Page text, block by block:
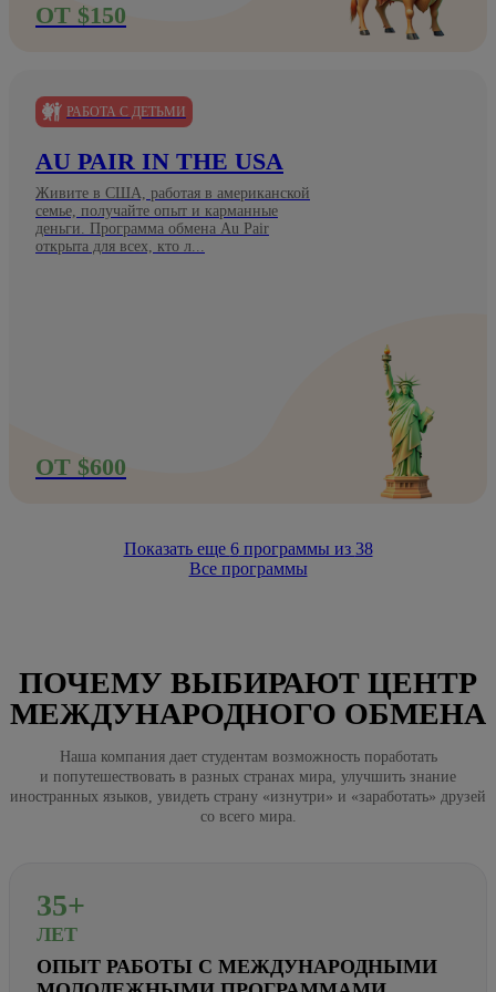
ОТ $150
РАБОТА С ДЕТЬМИ
AU PAIR IN THE USA
Живите в США, работая в американской
семье, получайте опыт и карманные
деньги. Программа обмена Au Pair
открыта для всех, кто л...
ОТ $600
Показать еще 6программы из 38
Все программы
ПОЧЕМУ ВЫБИРАЮТ ЦЕНТР
МЕЖДУНАРОДНОГО ОБМЕНА
Наша компания дает студентам возможность поработать
и попутешествовать в разных странах мира, улучшить знание
иностранных языков, увидеть страну «изнутри» и «заработать» друзей
со всего мира.
35+
ЛЕТ
ОПЫТ РАБОТЫ С МЕЖДУНАРОДНЫМИ